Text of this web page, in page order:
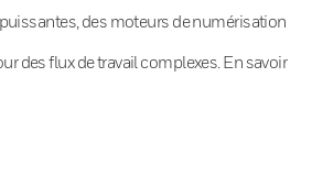
des moteurs de numérisation
des flux de travail complexes. En savoir